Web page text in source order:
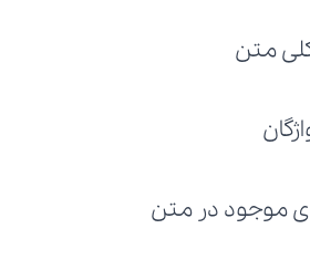
متن
موجود در متن